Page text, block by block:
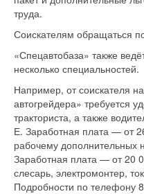
труда.
Соискателям обращаться
«Спецавтобаза» также
несколько специальностей.
Например, от соискателя
автогрейдера» требуется
тракториста, а также
Е. Заработная плата — от
рабочему дополнительных
Заработная плата — от 20
слесарь, электромонтер,
Подробности по телефону